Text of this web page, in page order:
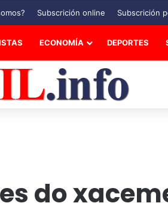
Subscrición online Subscrición
ECONOMÍA DEPORTES
do